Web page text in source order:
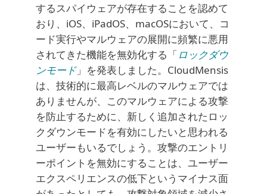
するスパイウェアが存在することを認めて
おり、iOS、iPadOS、macOSにおいて、コ
ード実行やマルウェアの展開に頻繁に悪用
されてきた機能を無効化する「ロックダウ
ンモード」を発表しました。CloudMensis
は、技術的に最高レベルのマルウェアでは
ありませんが、このマルウェアによる攻撃
を防止するために、新しく追加されたロッ
クダウンモードを有効にしたいと思われる
ユーザーもいるでしょう。攻撃のエントリ
ーポイントを無効にすることは、ユーザー
エクスペリエンスの低下というマイナス面